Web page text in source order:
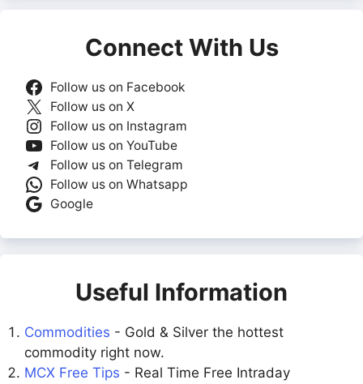
Connect With Us
Follow us on Facebook
Follow us on X
Follow us on Instagram
Follow us on YouTube
Follow us on Telegram
Follow us on Whatsapp
Google
Useful Information
Commodities - Gold & Silver the hottest
commodity right now.
MCX Free Tips - Real Time Free Intraday